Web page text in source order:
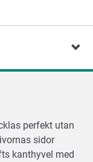
perfekt utan
sidor
kanthyvel med